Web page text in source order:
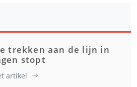
trekken aan de lijn in
stopt
artikel